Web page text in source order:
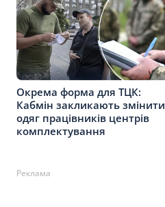
Окрема форма для ТЦК:
Кабмін закликають змінити
одяг працівників центрів
комплектування
Реклама